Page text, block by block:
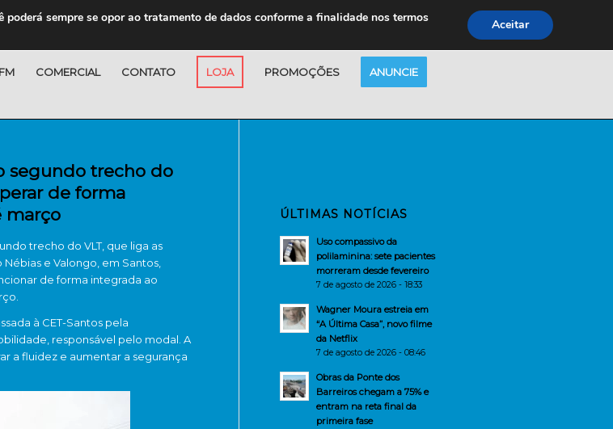
COMERCIAL CONTATO LOJA PROMOÇÕES ANUNCIE
segundo trecho do
de forma
março
trecho do VLT, que liga as
e Valongo, em Santos,
de forma integrada ao
à CET-Santos pela
responsável pelo modal. A
a fluidez e aumentar a segurança
ÚLTIMAS NOTÍCIAS
Uso compassivo da
polilaminina: sete pacientes
morreram desde fevereiro
7 de agosto de 2026 - 18:33
Wagner Moura estreia em
“A Última Casa”, novo filme
da Netflix
7 de agosto de 2026 - 08:46
Obras da Ponte dos
Barreiros chegam a 75% e
entram na reta final da
primeira fase
sempre se opor ao tratamento de dados conforme a finalidade nos termos
Aceitar